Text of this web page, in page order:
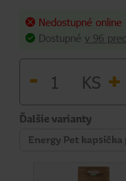
Nedostupné online
Dostupné v 96
- KS +
Ďalšie varianty
Energy Pet kapsička